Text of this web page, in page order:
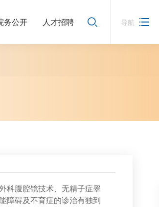
务公开 人才招聘 导航
科腹腔镜技术、无精子症睾
障碍及不育症的诊治有独到